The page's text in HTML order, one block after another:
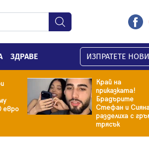
ЗДРАВЕ ИЗПРАТЕТЕ
евро
Край на
приказката!
Брадърите
Стефан и
разделиха с
трясък